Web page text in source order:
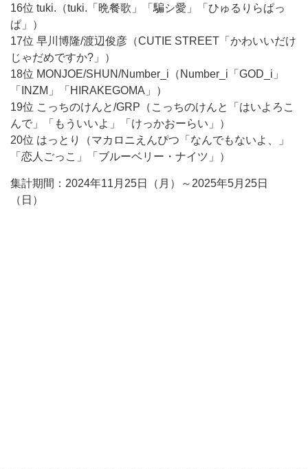
16位 tuki.（tuki.「晩餐歌」「騙シ愛」「ひゅるりらぱっ
ぱ」）
17位 早川博隆/渡辺俊彦（CUTIE STREET「かわいいだけ
じゃだめですか?」）
18位 MONJOE/SHUN/Number_i（Number_i「GOD_i」
「INZM」「HIRAKEGOMA」）
19位 こっちのけんと/GRP（こっちのけんと「はいよろこ
んで」「もういいよ」「けっかおーらい」）
20位 はっとり（マカロニえんぴつ「なんでもないよ、」
「恋人ごっこ」「ブルーベリー・ナイツ」）
集計期間：2024年11月25日（月）～2025年5月25日
（日）